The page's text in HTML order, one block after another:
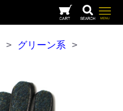
> グリーン系
>